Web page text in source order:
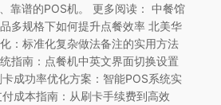
靠谱的POS机。 更多阅读： 中餐馆
多规格下如何提升点餐效率 北美华
：标准化复杂做法备注的实用方法
指南：点餐机中英文界面切换设置
成功率优化方案：智能POS系统实
成本指南：从刷卡手续费到高效